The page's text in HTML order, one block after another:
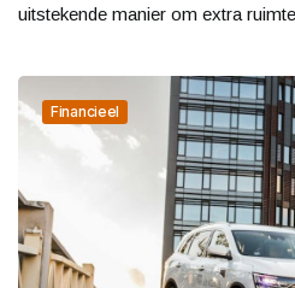
uitstekende manier om extra
Financieel